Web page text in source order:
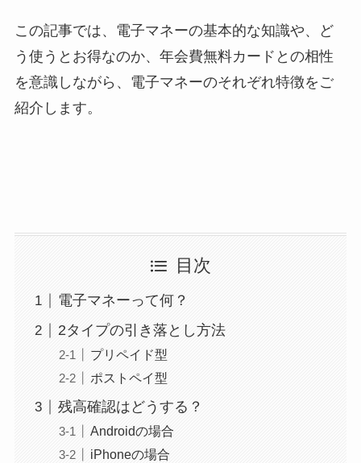
この記事では、電子マネーの基本的な知識や、ど
う使うとお得なのか、年会費無料カードとの相性
を意識しながら、電子マネーのそれぞれ特徴をご
紹介します。
目次
電子マネーって何？
2タイプの引き落とし方法
プリペイド型
ポストペイ型
残高確認はどうする？
Androidの場合
iPhoneの場合